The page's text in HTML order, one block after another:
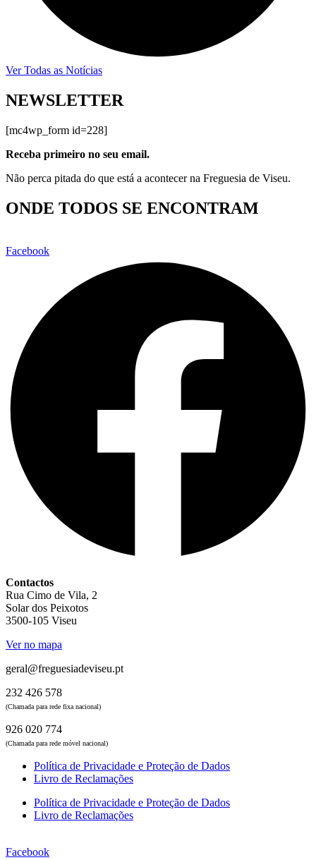
Ver Todas as Notícias
NEWSLETTER
[mc4wp_form id=228]
Receba primeiro no seu email.
Não perca pitada do que está a acontecer na Freguesia de Viseu.
ONDE TODOS SE ENCONTRAM
Facebook
Contactos
Rua Cimo de Vila, 2
Solar dos Peixotos
3500-105 Viseu
Ver no mapa
geral@freguesiadeviseu.pt
232 426 578
(Chamada para rede fixa nacional)
926 020 774
(Chamada para rede móvel nacional)
Política de Privacidade e Proteção de Dados
Livro de Reclamações
Política de Privacidade e Proteção de Dados
Livro de Reclamações
Facebook